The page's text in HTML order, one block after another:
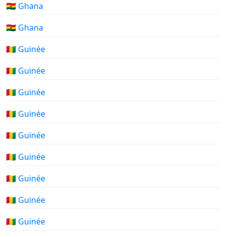
🇬🇭 Ghana
🇬🇭 Ghana
🇬🇳 Guinée
🇬🇳 Guinée
🇬🇳 Guinée
🇬🇳 Guinée
🇬🇳 Guinée
🇬🇳 Guinée
🇬🇳 Guinée
🇬🇳 Guinée
🇬🇳 Guinée